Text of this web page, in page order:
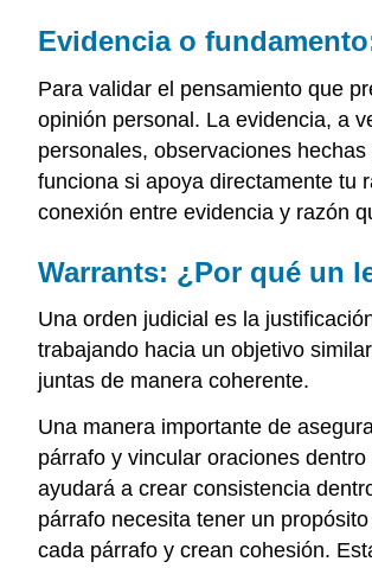
Evidencia o
Para validar el pensamiento que
opinión personal. La evidencia, a
personales, observaciones
funciona si apoya directamente tu
conexión entre evidencia y razón
Warrants: ¿Por qué un
Una orden judicial es la
trabajando hacia un objetivo
juntas de manera coherente.
Una manera importante de
párrafo y vincular oraciones
ayudará a crear consistencia
párrafo necesita tener un
cada párrafo y crean cohesión.